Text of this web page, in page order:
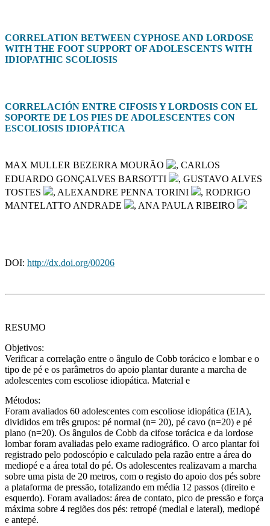
CORRELATION BETWEEN CYPHOSE AND LORDOSE
WITH THE FOOT SUPPORT OF ADOLESCENTS WITH
IDIOPATHIC SCOLIOSIS
CORRELACIÓN ENTRE CIFOSIS Y LORDOSIS CON EL
SOPORTE DE LOS PIES DE ADOLESCENTES CON
ESCOLIOSIS IDIOPÁTICA
MAX MULLER BEZERRA MOURÃO
, CARLOS
EDUARDO GONÇALVES BARSOTTI
, GUSTAVO ALVES
TOSTES
, ALEXANDRE PENNA TORINI
, RODRIGO
MANTELATTO ANDRADE
, ANA PAULA RIBEIRO
DOI: http://dx.doi.org/00206
RESUMO
Objetivos:
Verificar a correlação entre o ângulo de Cobb torácico e lombar e o
tipo de pé e os parâmetros do apoio plantar durante a marcha de
adolescentes com escoliose idiopática. Material e
Métodos:
Foram avaliados 60 adolescentes com escoliose idiopática (EIA),
divididos em três grupos: pé normal (n= 20), pé cavo (n=20) e pé
plano (n=20). Os ângulos de Cobb da cifose torácica e da lordose
lombar foram avaliadas pelo exame radiográfico. O arco plantar foi
registrado pelo podoscópio e calculado pela razão entre a área do
mediopé e a área total do pé. Os adolescentes realizavam a marcha
sobre uma pista de 20 metros, com o registo do apoio dos pés sobre
a plataforma de pressão, totalizando em média 12 passos (direito e
esquerdo). Foram avaliados: área de contato, pico de pressão e força
máxima sobre 4 regiões dos pés: retropé (medial e lateral), mediopé
e antepé.